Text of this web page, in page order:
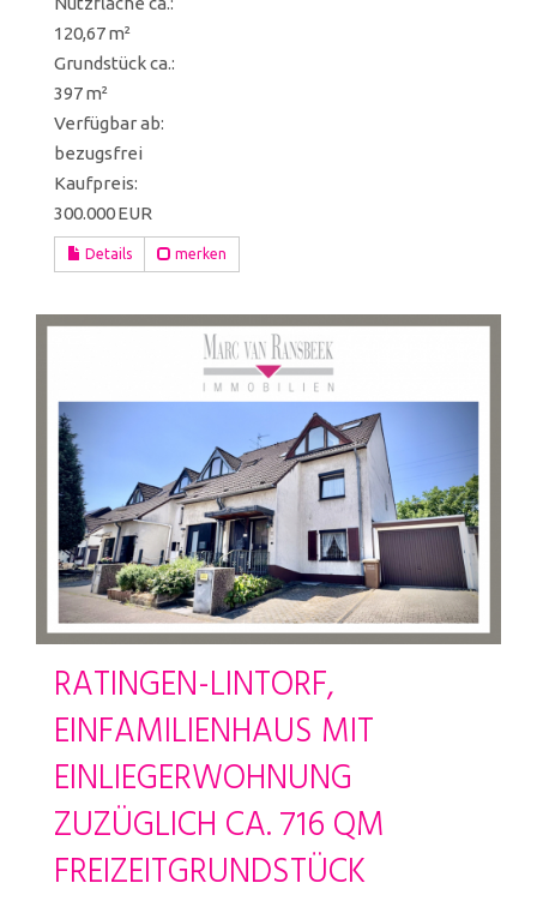
120,67 m²
Grund­stück ca.:
397 m²
Verfügbar ab:
bezugsfrei
Kaufpreis:
300.000 EUR
Details merken
RATINGEN-LINTORF,
EINFAMILIENHAUS MIT
EINLIEGERWOHNUNG
ZUZÜGLICH CA. 716 QM
FREIZEITGRUNDSTÜCK